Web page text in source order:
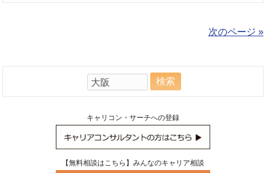
次のページ »
検
キャリコン・サーチへの登録
【無料相談はこちら】みんなのキャリア相談